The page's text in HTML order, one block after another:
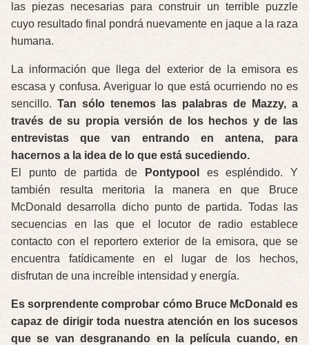
las piezas necesarias para construir un terrible puzzle
cuyo resultado final pondrá nuevamente en jaque a la raza
humana.
La información que llega del exterior de la emisora es
escasa y confusa. Averiguar lo que está ocurriendo no es
sencillo. Tan sólo tenemos las palabras de Mazzy, a
través de su propia versión de los hechos y de las
entrevistas que van entrando en antena, para
hacernos a la idea de lo que está sucediendo.
El punto de partida de
Pontypool
es espléndido. Y
también resulta meritoria la manera en que Bruce
McDonald desarrolla dicho punto de partida. Todas las
secuencias en las que el locutor de radio establece
contacto con el reportero exterior de la emisora, que se
encuentra fatídicamente en el lugar de los hechos,
disfrutan de una increíble intensidad y energía.
Es sorprendente comprobar cómo Bruce McDonald es
capaz de dirigir toda nuestra atención en los sucesos
que se van desgranando en la película cuando, en